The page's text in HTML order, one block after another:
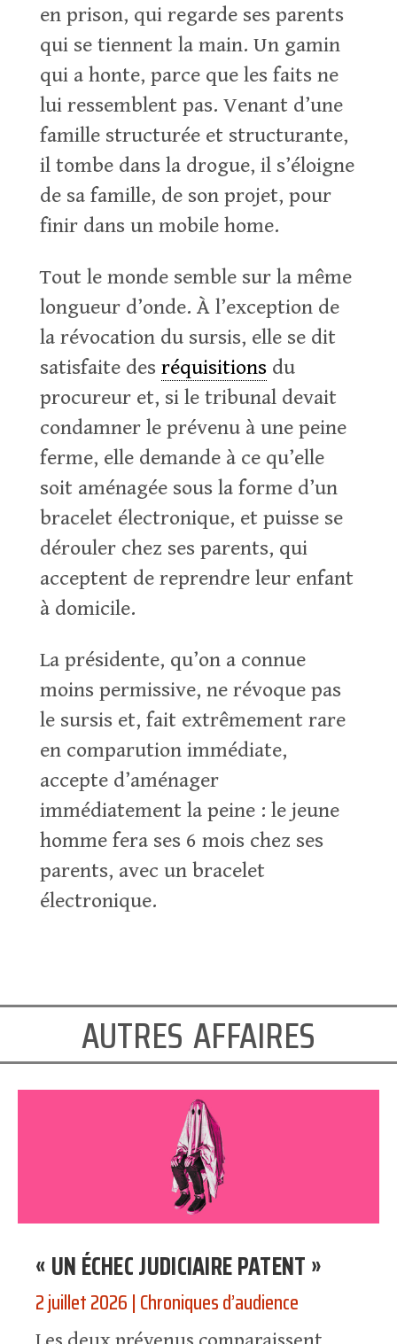
en prison, qui regarde ses parents
qui se tiennent la main. Un gamin
qui a honte, parce que les faits ne
lui ressemblent pas. Venant d’une
famille structurée et structurante,
il tombe dans la drogue, il s’éloigne
de sa famille, de son projet, pour
finir dans un mobile home.
Tout le monde semble sur la même
longueur d’onde. À l’exception de
la révocation du sursis, elle se dit
satisfaite des réquisitionsdu
procureur et, si le tribunal devait
condamner le prévenu à une peine
ferme, elle demande à ce qu’elle
soit aménagée sous la forme d’un
bracelet électronique, et puisse se
dérouler chez ses parents, qui
acceptent de reprendre leur enfant
à domicile.
La présidente, qu’on a connue
moins permissive, ne révoque pas
le sursis et, fait extrêmement rare
en comparution immédiate,
accepte d’aménager
immédiatement la peine : le jeune
homme fera ses 6 mois chez ses
parents, avec un bracelet
électronique.
autres affaires
« UN ÉCHEC JUDICIAIRE PATENT »
2 juillet 2026|Chroniques d’audience